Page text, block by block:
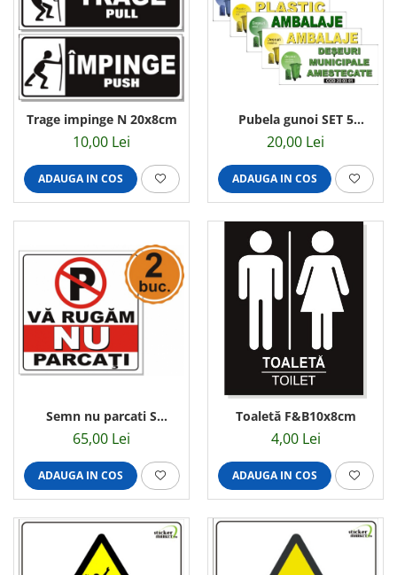
Trage impinge N 20x8cm
10,00 Lei
ADAUGA IN COS
Pubela gunoi SET 5
stickere 25x10cm
20,00 Lei
ADAUGA IN COS
Semn nu parcati S
30x30cm
65,00 Lei
ADAUGA IN COS
Toaletă F&B10x8cm
4,00 Lei
ADAUGA IN COS